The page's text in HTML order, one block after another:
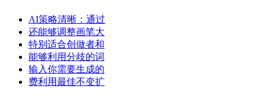
AI策略清晰：通过
还能够调整画笔大
特别适合创做者和
能够利用分歧的词
输入你需要生成的
费利用最佳不变扩